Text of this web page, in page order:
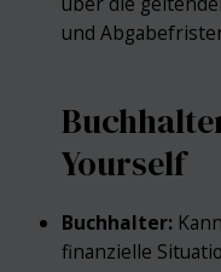
und
Yourself
Buchhalter:
finanzielle